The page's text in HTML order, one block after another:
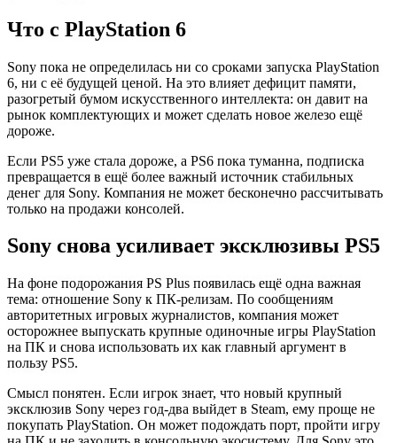
Что с PlayStation 6
Sony пока не определилась ни со сроками запуска PlayStation
6, ни с её будущей ценой. На это влияет дефицит памяти,
разогретый бумом искусственного интеллекта: он давит на
рынок комплектующих и может сделать новое железо ещё
дороже.
Если PS5 уже стала дороже, а PS6 пока туманна, подписка
превращается в ещё более важный источник стабильных
денег для Sony. Компания не может бесконечно рассчитывать
только на продажи консолей.
Sony снова усиливает эксклюзивы PS5
На фоне подорожания PS Plus появилась ещё одна важная
тема: отношение Sony к ПК-релизам. По сообщениям
авторитетных игровых журналистов, компания может
осторожнее выпускать крупные одиночные игры PlayStation
на ПК и снова использовать их как главный аргумент в
пользу PS5.
Смысл понятен. Если игрок знает, что новый крупный
эксклюзив Sony через год-два выйдет в Steam, ему проще не
покупать PlayStation. Он может подождать порт, пройти игру